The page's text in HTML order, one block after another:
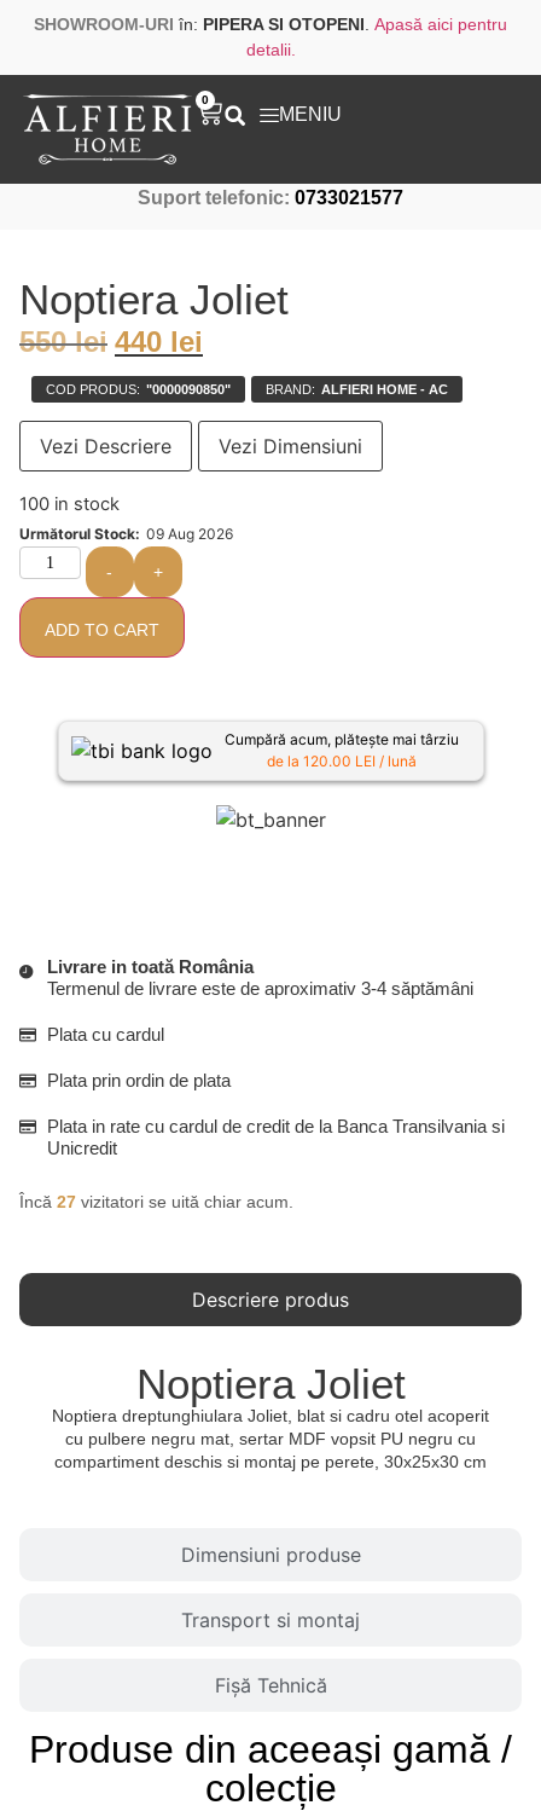
SHOWROOM-URI în: PIPERA SI OTOPENI Apasă aici pentru
detalii.
0
MENIU
Suport telefonic: 0733021577
Noptiera Joliet
550lei 440 lei
COD PRODUS: "0000090850" BRAND: ALFIERI HOME - AC
Vezi Descriere Vezi Dimensiuni
100 in stock
Următorul Stock: 09 Aug 2026
- +
ADD TO CART
Cumpără acum, plătește mai târziu
de la 120.00 LEI / lună
Livrare in toată România
Termenul de livrare este de aproximativ 3-4 săptămâni
Plata cu cardul
Plata prin ordin de plata
Plata in rate cu cardul de credit de la Banca Transilvania si
Unicredit
Încă 27 vizitatori se uită chiar acum.
Descriere produs
Dimensiuni produse
Transport si montaj
Fișă Tehnică
Noptiera Joliet
Noptiera dreptunghiulara Joliet, blat si cadru otel acoperit
cu pulbere negru mat, sertar MDF vopsit PU negru cu
compartiment deschis si montaj pe perete, 30x25x30 cm
Produse din aceeași gamă /
colecție